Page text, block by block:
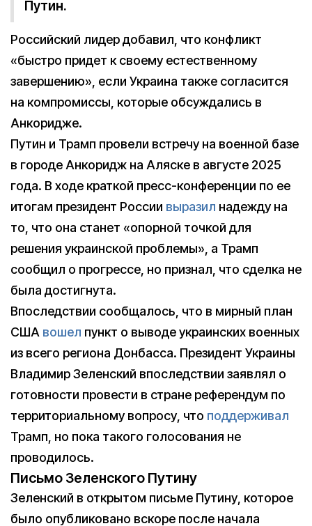
Путин.
Российский лидер добавил, что конфликт
«быстро придет к своему естественному
завершению», если Украина также согласится
на компромиссы, которые обсуждались в
Анкоридже.
Путин и Трамп провели встречу на военной базе
в городе Анкоридж на Аляске в августе 2025
года. В ходе краткой пресс-конференции по ее
итогам президент России выразил надежду на
то, что она станет «опорной точкой для
решения украинской проблемы», а Трамп
сообщил о прогрессе, но признал, что сделка не
была достигнута.
Впоследствии сообщалось, что в мирный план
США вошел пункт о выводе украинских военных
из всего региона Донбасса. Президент Украины
Владимир Зеленский впоследствии заявлял о
готовности провести в стране референдум по
территориальному вопросу, что поддерживал
Трамп, но пока такого голосования не
проводилось.
Письмо Зеленского Путину
Зеленский в открытом письме Путину, которое
было опубликовано вскоре после начала